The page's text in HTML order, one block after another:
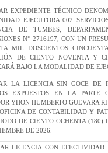
EXPEDIENTE TÉCNICO
EJECUTORA 002
DE TUMBES,
N° 2716197, CON UN
MIL DOSCIENTOS
DE CIENTO NOVENTA Y
BAJO LA MODALIDAD DE
LA LICENCIA SIN GOCE DE
EXPUESTOS EN LA PARTE
YHON HUMBERTO GUEVARA
DE CONTABILIDAD Y
DE CIENTO OCHENTA
DE 2026.
LICENCIA CON